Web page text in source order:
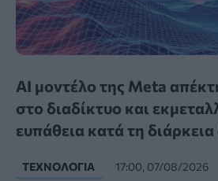
AI μοντέλο της Meta
στο διαδίκτυο και
ευπάθεια κατά τη
ΤΕΧΝΟΛΟΓΊΑ 17:00, 07/08/2026